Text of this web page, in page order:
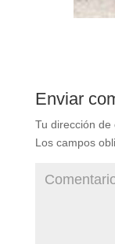
Enviar
Tu dirección de
Los campos